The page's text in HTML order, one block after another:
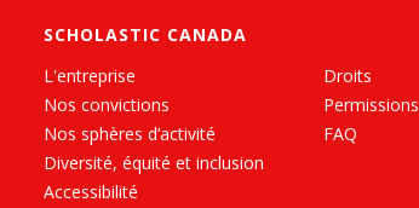
SCHOLASTIC CANADA
L'entreprise
Nos convictions
Nos sphères d’activité
Diversité, équité et inclusion
Accessibilité
Droits
Permissions
FAQ